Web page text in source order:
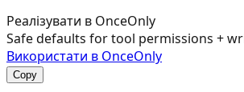
Реалізувати в OnceOnly
Safe defaults for tool permissions +
Використати в OnceOnly
Copy